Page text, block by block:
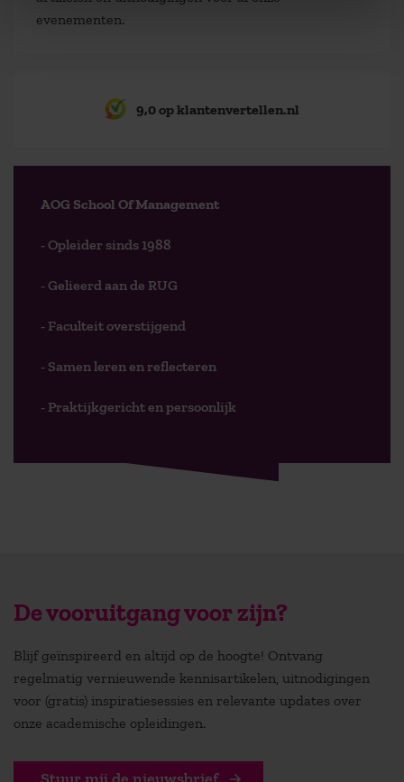
evenementen.
9,0 op klantenvertellen.nl
AOG School Of Management
- Opleider sinds 1988
- Gelieerd aan de RUG
- Faculteit overstijgend
- Samen leren en reflecteren
- Praktijkgericht en persoonlijk
De vooruitgang voor zijn?
Blijf geïnspireerd en altijd op de hoogte! Ontvang
regelmatig vernieuwende kennisartikelen, uitnodigingen
voor (gratis) inspiratiesessies en relevante updates over
onze academische opleidingen.